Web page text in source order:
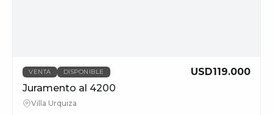
VENTA DISPONIBLE
USD119.000
Juramento al 4200
Villa Urquiza